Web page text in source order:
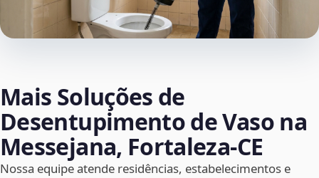
Mais Soluções de
Desentupimento de Vaso na
Messejana, Fortaleza‑CE
Nossa equipe atende residências, estabelecimentos e